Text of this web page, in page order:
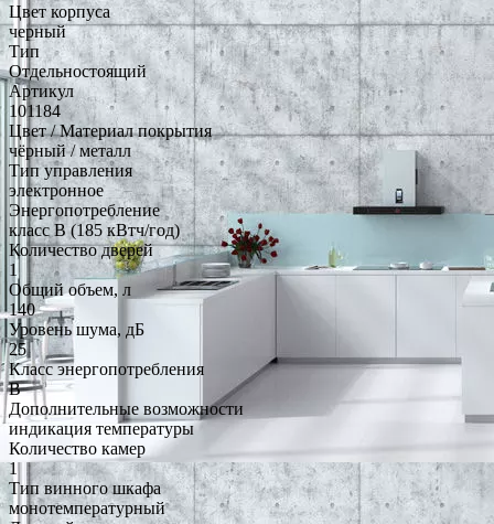
Цвет корпуса
черный
Тип
Отдельностоящий
Артикул
101184
Цвет / Материал покрытия
чёрный / металл
Тип управления
электронное
Энергопотребление
класс B (185 кВтч/год)
Количество дверей
1
Общий объем, л
140
Уровень шума, дБ
25
Класс энергопотребления
B
Дополнительные возможности
индикация температуры
Количество камер
1
Тип винного шкафа
монотемпературный